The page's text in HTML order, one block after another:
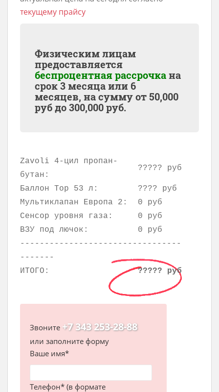
текущему прайсу
Физическим лицам
предоставляется
беспроцентная рассрочкана
срок 3 месяца или 6
месяцев, на сумму от50,000
руб до300,000руб.
Zavoli 4-цил пропан-
бутан:
????? руб
Баллон Тор 53 л:
???? руб
Мультиклапан Европа 2:
0 руб
Сенсор уровня газа:
0 руб
ВЗУ под лючок:
0 руб
---------------------------------
-------
ИТОГО:
????? руб
Звоните +7 343 253-28-88
или заполните форму
Ваше имя*
Телефон* (в формате